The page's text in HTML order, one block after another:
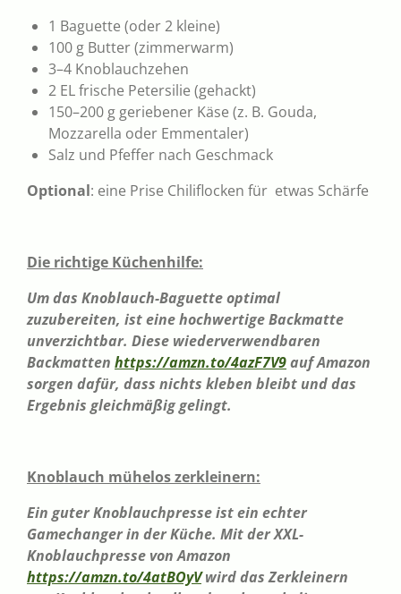
1 Baguette (oder 2 kleine)
100 g Butter (zimmerwarm)
3–4 Knoblauchzehen
2 EL frische Petersilie (gehackt)
150–200 g geriebener Käse (z. B. Gouda,
Mozzarella oder Emmentaler)
Salz und Pfeffer nach Geschmack
Optional: eine Prise Chiliflocken für etwas Schärfe
Die richtige Küchenhilfe:
Um das Knoblauch-Baguette optimal
zuzubereiten, ist eine hochwertige Backmatte
unverzichtbar. Diese wiederverwendbaren
Backmatten https://amzn.to/4azF7V9auf Amazon
sorgen dafür, dass nichts kleben bleibt und das
Ergebnis gleichmäßig gelingt.
Knoblauch mühelos zerkleinern:
Ein guter Knoblauchpresse ist ein echter
Gamechanger in der Küche. Mit der XXL-
Knoblauchpresse von Amazon
https://amzn.to/4atBOyVwird das Zerkleinern